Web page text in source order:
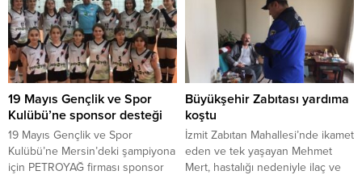
19 Mayıs Gençlik ve Spor
Kulübü’ne sponsor desteği
19 Mayıs Gençlik ve Spor
Kulübü’ne Mersin’deki şampiyona
için PETROYAĞ firması sponsor
Büyükşehir Zabıtası yardıma
koştu
İzmit Zabıtan Mahallesi’nde ikamet
eden ve tek yaşayan Mehmet
Mert, hastalığı nedeniyle ilaç ve